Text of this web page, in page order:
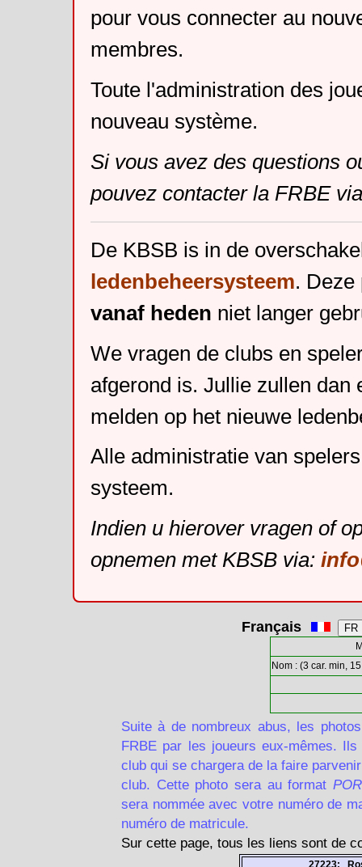
pour vous connecter au
membres.
Toute l'administration des
nouveau système.
Si vous avez des questions
pouvez contacter la FRBE
De KBSB is in de
ledenbeheersysteem. Deze
vanaf heden niet langer
We vragen de clubs en
afgerond is. Jullie zullen dan
melden op het nieuwe
Alle administratie van
systeem.
Indien u hierover vragen of
opnemen met KBSB via:
Français
Nom : (3 car. min,
Suite à de nombreux abus, les
FRBE par les joueurs eux-mêmes.
club qui se chargera de la faire
club. Cette photo sera au format
sera nommée avec votre numéro de
numéro de matricule.
Sur cette page, tous les liens sont de
27223: